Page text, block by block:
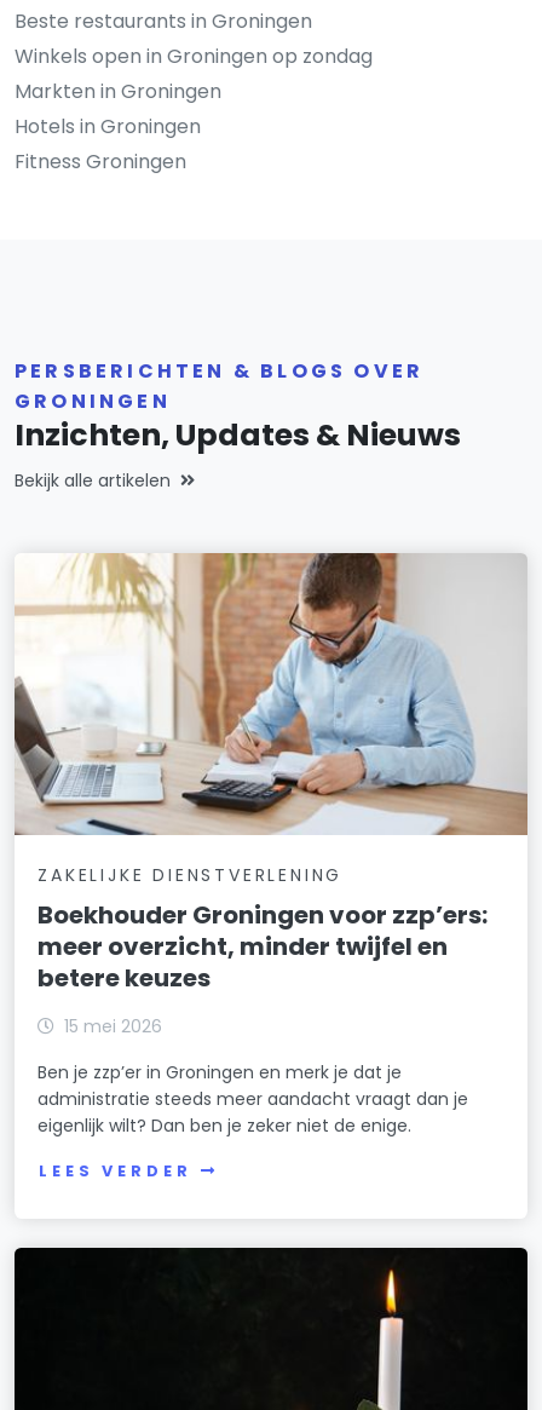
Beste restaurants in Groningen
Winkels open in Groningen op zondag
Markten in Groningen
Hotels in Groningen
Fitness Groningen
PERSBERICHTEN & BLOGS OVER
GRONINGEN
Inzichten, Updates & Nieuws
Bekijk alle artikelen
ZAKELIJKE DIENSTVERLENING
Boekhouder Groningen voor zzp’ers:
meer overzicht, minder twijfel en
betere keuzes
15 mei 2026
Ben je zzp’er in Groningen en merk je dat je
administratie steeds meer aandacht vraagt dan je
eigenlijk wilt? Dan ben je zeker niet de enige.
LEES VERDER